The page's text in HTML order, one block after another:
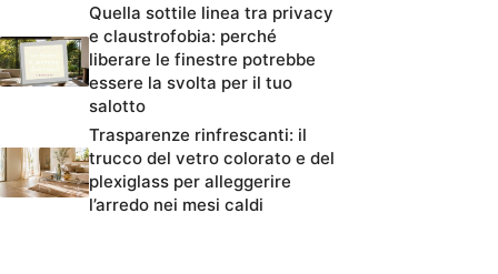
Quella sottile linea tra privacy
e claustrofobia: perché
liberare le finestre potrebbe
essere la svolta per il tuo
salotto
Trasparenze rinfrescanti: il
trucco del vetro colorato e del
plexiglass per alleggerire
l’arredo nei mesi caldi